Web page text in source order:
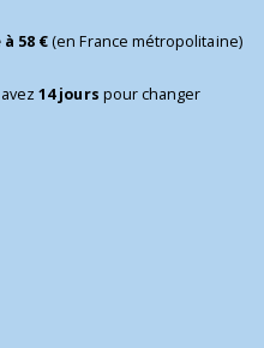
58 €(en France métropolitaine)
14 jours pour changer